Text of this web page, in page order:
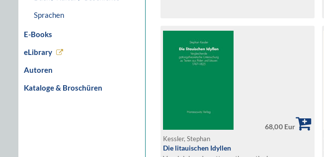
Sprachen
E-Books
eLibrary
Autoren
Kataloge & Broschüren
68,00 Eur
Kessler, Stephan
Die litauischen Idyllen